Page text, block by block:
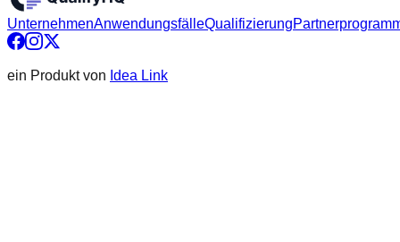
UnternehmenAnwendungsfälleQualifizierung
ein Produkt von Idea Link